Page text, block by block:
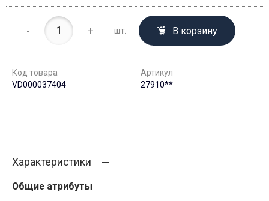
- + шт. В корзину
Код товара
VD000037404
Артикул
27910**
Характеристики
Общие атрибуты